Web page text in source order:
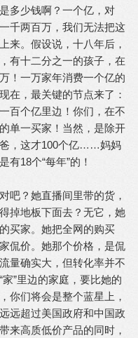
多少钱啊？一个亿，对
千两百万，我们无法把这
来。假设说，十八年后，
有十二分之一的孩子，在
！一万家年消费一个亿的
在，最关键的节点来了：
百个亿里边！你们，在不
单一买家！当然，是除开
，这才100个亿……妈妈
有18个“每年”的！
吧？她直播间里带的货，
掉地板下面去？无它，她
买家。她把全网的购买
侃价。她那个价格，是侃
量确实大，但转化率并不
”里边的家庭，要比她的
你们将会是整个蓝星上，
远超过美国政府和中国政
来高质低价产品的同时，